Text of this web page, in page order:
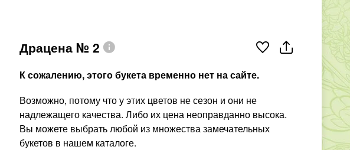
Драцена № 2
К сожалению, этого букета временно нет на сайте.
Возможно, потому что у этих цветов не сезон и они не
надлежащего качества. Либо их цена неоправданно высока.
Вы можете выбрать любой из множества замечательных
букетов в нашем каталоге.